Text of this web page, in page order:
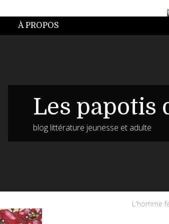
À PROPOS
Les papotis
blog littérature jeunesse et adulte
L'homme